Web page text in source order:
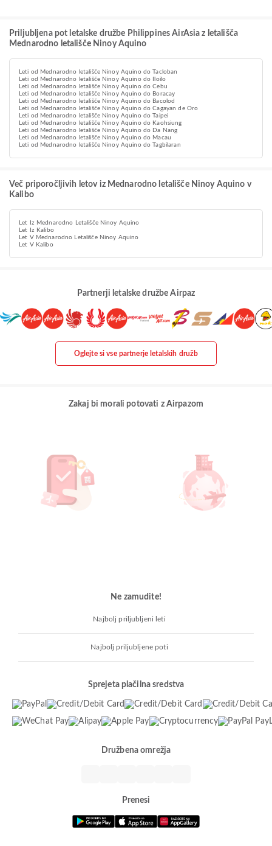
Priljubljena pot letalske družbe Philippines AirAsia z letališča
Mednarodno letališče Ninoy Aquino
Leti od Mednarodno letališče Ninoy Aquino do Tacloban
Leti od Mednarodno letališče Ninoy Aquino do Iloilo
Leti od Mednarodno letališče Ninoy Aquino do Cebu
Leti od Mednarodno letališče Ninoy Aquino do Boracay
Leti od Mednarodno letališče Ninoy Aquino do Bacolod
Leti od Mednarodno letališče Ninoy Aquino do Cagayan de Oro
Leti od Mednarodno letališče Ninoy Aquino do Taipei
Leti od Mednarodno letališče Ninoy Aquino do Kaohsiung
Leti od Mednarodno letališče Ninoy Aquino do Da Nang
Leti od Mednarodno letališče Ninoy Aquino do Macau
Leti od Mednarodno letališče Ninoy Aquino do Tagbilaran
Več priporočljivih letov iz Mednarodno letališče Ninoy Aquino v
Kalibo
Let Iz Mednarodno Letališče Ninoy Aquino
Let Iz Kalibo
Let V Mednarodno Letališče Ninoy Aquino
Let V Kalibo
Partnerji letalske družbe Airpaz
Oglejte si vse partnerje letalskih družb
Zakaj bi morali potovati z Airpazom
Ne zamudite!
Najbolj priljubljeni leti
Najbolj priljubljene poti
Sprejeta plačilna sredstva
Družbena omrežja
Prenesi